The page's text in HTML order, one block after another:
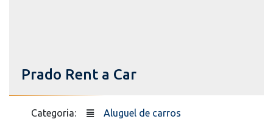
Prado Rent a Car
Categoria: Aluguel de carros